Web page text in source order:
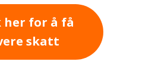
her for å få
skatt